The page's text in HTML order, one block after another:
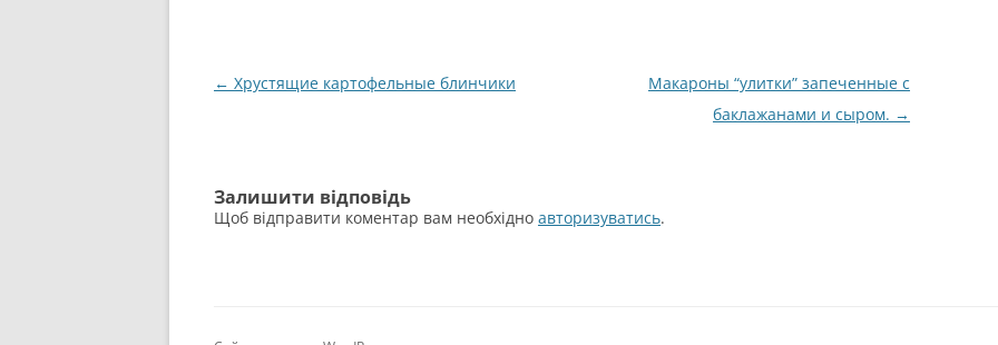
Навігація
← Хрустящие картофельные блинчики
Макароны “улитки” запеченные с
баклажанами и сыром. →
Залишити відповідь
Щоб відправити коментар вам необхідно авторизуватись.